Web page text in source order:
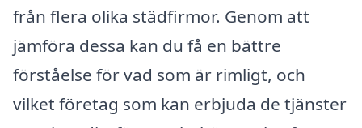
från flera olika städfirmor. Genom att
jämföra dessa kan du få en bättre
förståelse för vad som är rimligt, och
vilket företag som kan erbjuda de tjänster